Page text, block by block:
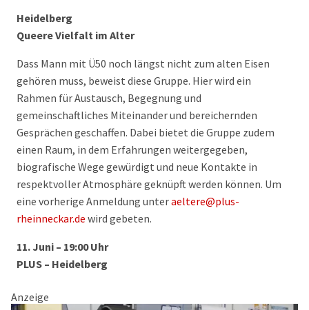
Heidelberg
Queere Vielfalt im Alter
Dass Mann mit Ü50 noch längst nicht zum alten Eisen
gehören muss, beweist diese Gruppe. Hier wird ein
Rahmen für Austausch, Begegnung und
gemeinschaftliches Miteinander und bereichernden
Gesprächen geschaffen. Dabei bietet die Gruppe zudem
einen Raum, in dem Erfahrungen weitergegeben,
biografische Wege gewürdigt und neue Kontakte in
respektvoller Atmosphäre geknüpft werden können. Um
eine vorherige Anmeldung unteraeltere@plus-
rheinneckar.de wird gebeten.
11. Juni – 19:00 Uhr
PLUS – Heidelberg
Anzeige